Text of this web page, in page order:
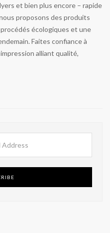
et bien plus encore – rapide
proposons des produits
procédés écologiques et une
Faites confiance à
alliant qualité,